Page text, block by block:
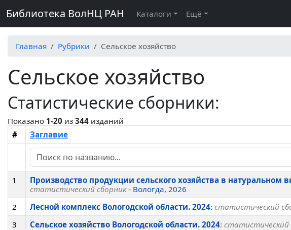
Библиотека ВолНЦ РАН Каталоги Ещё
Главная Рубрики Сельское хозяйство
Сельское хозяйство
Статистические сборники:
Показано 1-20 из 344 изданий
#
Заглавие
1 Производство продукции сельского хозяйства в натуральном
статистический сборник- Вологда, 2026
2
Лесной комплекс Вологодской области. 2024: статистический
3
Сельское хозяйство Вологодской области. 2024: статистический